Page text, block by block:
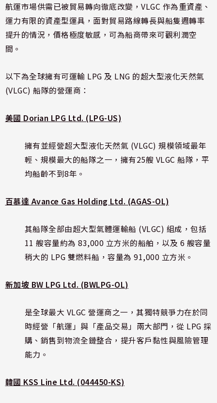
航運市場供需已被貿易轉向徹底改變，VLGC 作為重資產、
運力有限的資產型運具，面對貿易路線轉長與船隻週轉率
提升的情況，價格極度敏感，可為船商帶來可觀利潤空
間。
以下為全球擁有可運輸 LPG 及 LNG 的超大型液化天然氣
(VLGC) 船隊的營運商：
美國 Dorian LPG Ltd. (LPG-US)
擁有並經營超大型液化天然氣 (VLGC) 規模領域最年
輕、規模最大的船隊之一，擁有25艘 VLGC 船隊，平
均船齡不到8年。
百慕達 Avance Gas Holding Ltd. (AGAS-OL)
其船隊全部由超大型氣體運輸船 (VLGC) 組成，包括
11 艘容量約為 83,000 立方米的船舶，以及 6 艘容量
稍大的 LPG 雙燃料船，容量為 91,000 立方米。
新加坡 BW LPG Ltd. (BWLPG-OL)
是全球最大 VLGC 營運商之一，其獨特競爭力在於同
時經營「航運」與「產品交易」兩大部門，從 LPG 採
購、銷售到物流全鏈整合，提升客戶黏性與風險管理
能力。
韓國 KSS Line Ltd. (044450-KS)